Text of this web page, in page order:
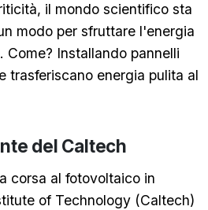
il mondo scientifico sta
modo per sfruttare l'energia
Come? Installando pannelli
trasferiscano energia pulita al
del Caltech
corsa al fotovoltaico in
of Technology (Caltech)